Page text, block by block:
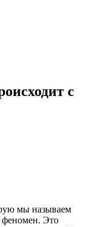
с
мы называем
феномен. Это